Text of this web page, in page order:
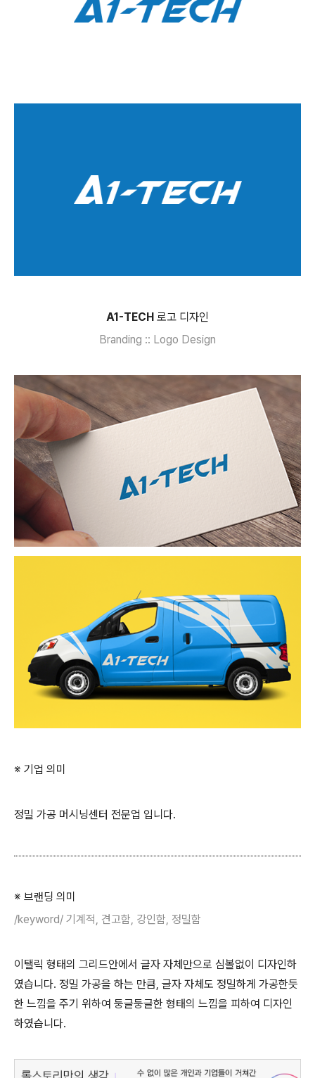
A1-TECH 로고 디자인
Branding :: Logo Design
※ 기업 의미
정밀 가공 머시닝센터 전문업 입니다.
※ 브랜딩 의미
/keyword/ 기계적, 견고함, 강인함, 정밀함
이탤릭 형태의 그리드안에서 글자 자체만으로 심볼없이 디자인하
였습니다. 정밀 가공을 하는 만큼, 글자 자체도 정밀하게 가공한듯
한 느낌을 주기 위하여 둥글둥글한 형태의 느낌을 피하여 디자인
하였습니다.